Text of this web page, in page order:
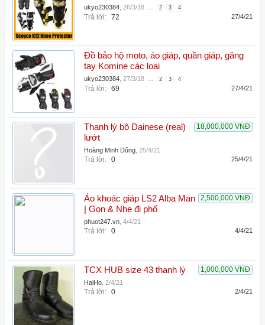
ukyo230384 26/3/18 ... 2 3 4
Trả lời: 72 27/4/21
Đồ bảo hộ moto, áo giáp, quần giáp, găng
tay Komine các loại
ukyo230384 27/3/18 ... 2 3 4
Trả lời: 69 27/4/21
18,000,000 VNĐ
Thanh lý bộ Dainese (real)
lướt
Hoàng Minh Dũng 25/4/21
Trả lời: 0 25/4/21
2,500,000 VNĐ
Áo khoác giáp LS2 Alba Man
| Gọn & Nhẹ đi phố
phuot247.vn 4/4/21
Trả lời: 0 4/4/21
1,000,000 VNĐ
TCX HUB size 43 thanh lý
HaiHo 2/4/21
Trả lời: 0 2/4/21